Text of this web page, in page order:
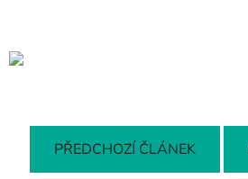
PŘEDCHOZÍ ČLÁNEK